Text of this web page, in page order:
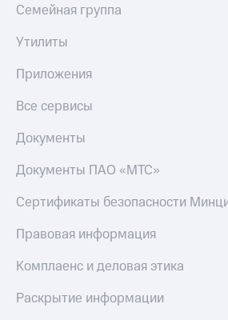
Семейная группа
Утилиты
Приложения
Все сервисы
Документы
Документы ПАО «МТС»
Сертификаты безопасности
Правовая информация
Комплаенс и деловая этика
Раскрытие информации